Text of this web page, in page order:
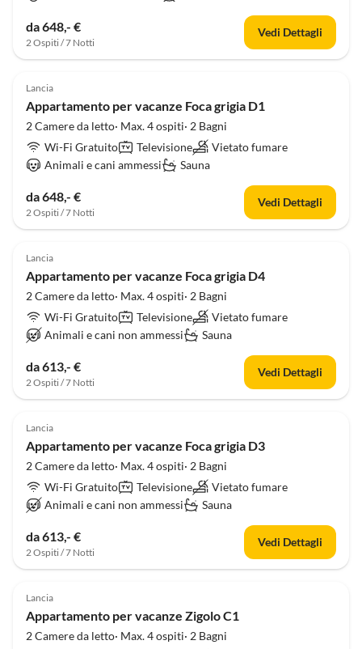
da 648,- €
2 Ospiti / 7 Notti
Vedi Dettagli
Lancia
Appartamento per vacanze Foca grigia D1
2 Camere da letto· Max. 4 ospiti· 2 Bagni
Wi-Fi Gratuito
Televisione
Vietato fumare
Animali e cani ammessi
Sauna
da 648,- €
2 Ospiti / 7 Notti
Vedi Dettagli
Lancia
Appartamento per vacanze Foca grigia D4
2 Camere da letto· Max. 4 ospiti· 2 Bagni
Wi-Fi Gratuito
Televisione
Vietato fumare
Animali e cani non ammessi
Sauna
da 613,- €
2 Ospiti / 7 Notti
Vedi Dettagli
Lancia
Appartamento per vacanze Foca grigia D3
2 Camere da letto· Max. 4 ospiti· 2 Bagni
Wi-Fi Gratuito
Televisione
Vietato fumare
Animali e cani non ammessi
Sauna
da 613,- €
2 Ospiti / 7 Notti
Vedi Dettagli
Lancia
Appartamento per vacanze Zigolo C1
2 Camere da letto· Max. 4 ospiti· 2 Bagni